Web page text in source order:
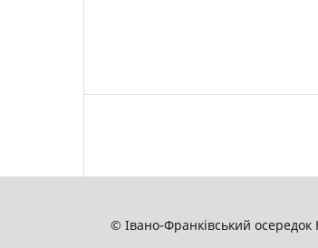
© Івано-Франківський